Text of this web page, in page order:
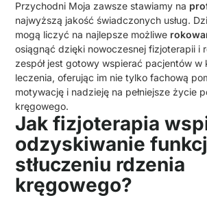
Przychodni Moja zawsze stawiamy na
najwyższą jakość świadczonych usług.
mogą liczyć na najlepsze możliwe
osiągnąć dzięki nowoczesnej fizjoterapii i
zespół jest gotowy wspierać pacjentów
leczenia, oferując im nie tylko fachową
motywację i nadzieję na pełniejsze życie
kręgowego.
Jak fizjoterapia
odzyskiwanie
stłuczeniu rdzenia
kręgowego?